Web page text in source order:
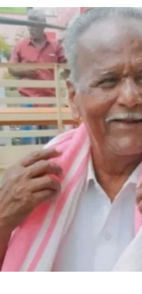
1 year ago The Journal